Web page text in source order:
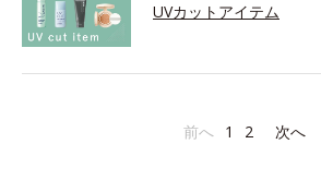
UVカットアイテム
前へ 1 2 次へ